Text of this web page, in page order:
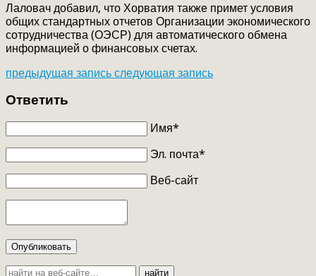
Лаловач добавил, что Хорватия также примет условия
общих стандартных отчетов Организации экономического
сотрудничества (ОЭСР) для автоматического обмена
информацией о финансовых счетах.
предыдущая запись следующая запись
Ответить
Имя*
Эл. почта*
Веб-сайт
Опубликовать
найти